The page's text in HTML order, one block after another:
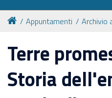
Collezioni
Per approfondire
Appuntamenti
Appuntamenti Archivio
Terre
Storia